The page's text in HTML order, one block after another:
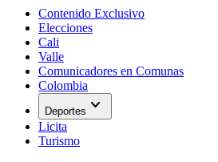
Contenido Exclusivo
Elecciones
Cali
Valle
Comunicadores en Comunas
Colombia
Deportes expand_more
Licita
Turismo